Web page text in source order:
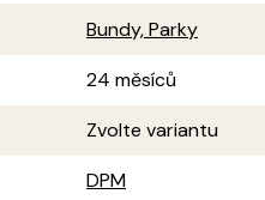
Bundy, Parky
24 měsíců
Zvolte variantu
DPM